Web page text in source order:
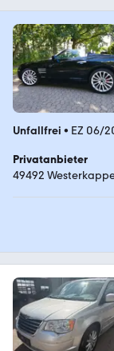
Unfallfrei • EZ 06/
Privatanbieter
49492